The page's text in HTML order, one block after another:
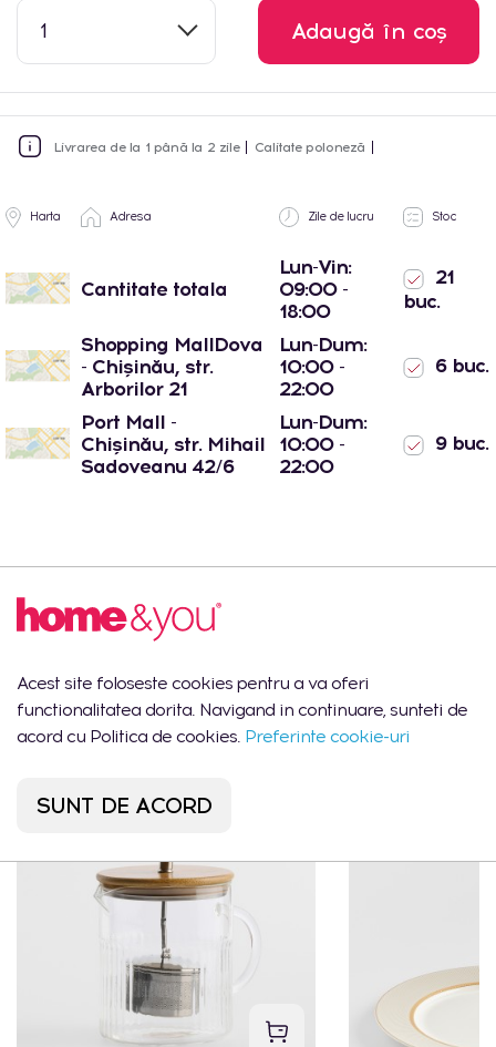
1 Adaugă în coș
Livrarea de la 1 până la 2 zile Calitate poloneză
Harta Adresa Zile de lucru Stoc
Cantitate totala
Lun-Vin:
09:00 -
18:00
21
buc.
Shopping MallDova
- Chișinău, str.
Arborilor 21
Lun-Dum:
10:00 -
22:00
6 buc.
Port Mall -
Chișinău, str. Mihail
Sadoveanu 42/6
Lun-Dum:
10:00 -
22:00
9 buc.
Napron CORDAT
Ar putea să îți placă
Acest site foloseste cookies pentru a va oferi
functionalitatea dorita. Navigand in continuare, sunteti de
acord cu Politica de cookies. Preferinte cookie-uri
SUNT DE ACORD